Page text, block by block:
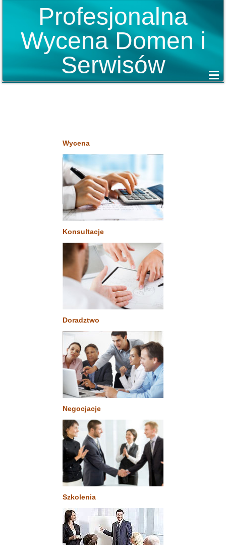
Profesjonalna
Wycena Domen i
Serwisów
Wycena
Konsultacje
Doradztwo
Negocjacje
Szkolenia